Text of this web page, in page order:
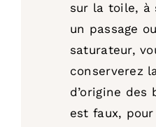
sur la toile, à
un passage
saturateur,
conserverez
d’origine des
est faux,